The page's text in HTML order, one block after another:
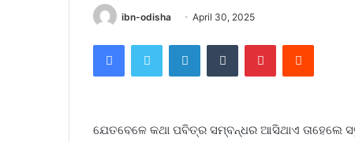
ibn-odisha April 30, 2025
FacebookTwitter LinkedInTumblr PinterestReddit
ଯେତବେଳେ କଥା ପବିତ୍ର ସମ୍ବନ୍ଧର ଆସିଥାଏ ତାହେଲେ